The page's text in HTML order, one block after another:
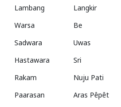
Lambang
Langkir
Warsa
Be
Sadwara
Uwas
Hastawara
Sri
Rakam
Nuju Pati
Paarasan
Aras Pêpêt